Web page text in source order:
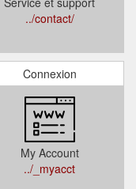
../about/
Contact
Service et support
../contact/